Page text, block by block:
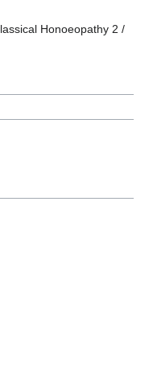
Honoeopathy 2 /